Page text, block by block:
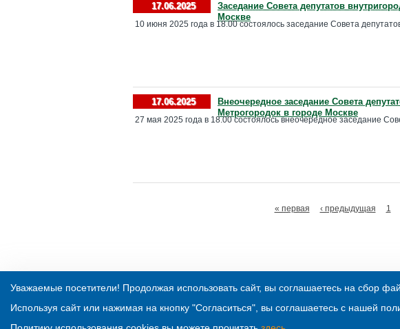
17.06.2025
Заседание Совета депутатов
Москве
10 июня 2025 года в 18.00 состоялось заседание Совета
17.06.2025
Внеочередное заседание Совета
Метрогородок в городе Москве
27 мая 2025 года в 18.00 состоялось внеочередное заседание
« первая ‹ предыдущая 1
©
Уважаемые посетители! Продолжая использовать сайт, вы соглашаетесь на сбор
Используя сайт или нажимая на кнопку "Согласиться", вы соглашаетесь с нашей